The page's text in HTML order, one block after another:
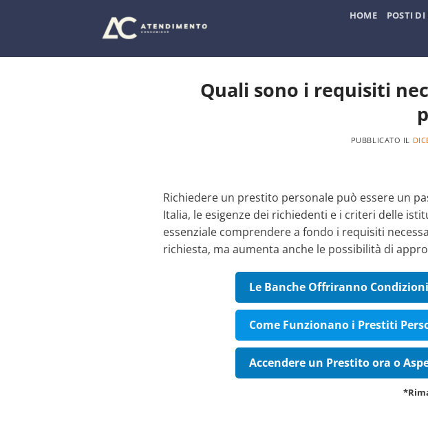
HOME POSTI DI
Quali sono i requisiti
PUBBLICATO IL
Richiedere un prestito personale può essere un
Italia, le esigenze dei richiedenti e i criteri delle
essenziale comprendere a fondo i requisiti
richiesta, ma aumenta anche le possibilità di
Le Banche Offriranno
Come Funzionano i Prestiti
Accendere un Prestito ora o